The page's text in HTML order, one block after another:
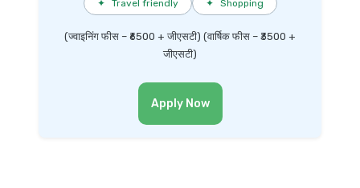
✦ Travel friendly ✦ Shopping
(ज्वाइनिंग फीस – ₹6500 + जीएसटी) (वार्षिक फीस – ₹3500 +
जीएसटी)
Apply Now